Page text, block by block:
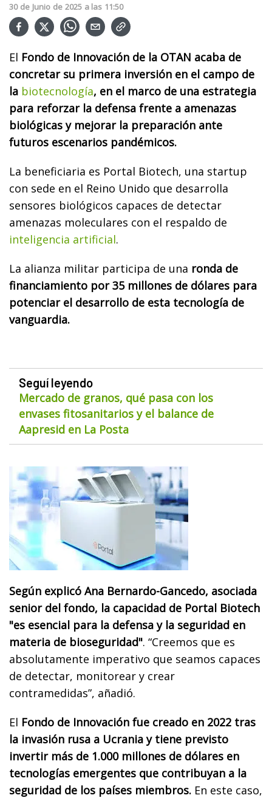
30 de Junio de 2025 a las 11:50
El Fondo de Innovación de la OTAN acaba de
concretar su primera inversión en el campo de
la biotecnología, en el marco de una estrategia
para reforzar la defensa frente a amenazas
biológicas y mejorar la preparación ante
futuros escenarios pandémicos.
La beneficiaria es Portal Biotech, una startup
con sede en el Reino Unido que desarrolla
sensores biológicos capaces de detectar
amenazas moleculares con el respaldo de
inteligencia artificial.
La alianza militar participa de una ronda de
financiamiento por 35 millones de dólares para
potenciar el desarrollo de esta tecnología de
vanguardia.
Seguí leyendo
Mercado de granos, qué pasa con los
envases fitosanitarios y el balance de
Aapresid en La Posta
Según explicó Ana Bernardo-Gancedo, asociada
senior del fondo, la capacidad de Portal Biotech
"es esencial para la defensa y la seguridad en
materia de bioseguridad". “Creemos que es
absolutamente imperativo que seamos capaces
de detectar, monitorear y crear
contramedidas”, añadió.
El Fondo de Innovación fue creado en 2022 tras
la invasión rusa a Ucrania y tiene previsto
invertir más de 1.000 millones de dólares en
tecnologías emergentes que contribuyan a la
seguridad de los países miembros. En este caso,